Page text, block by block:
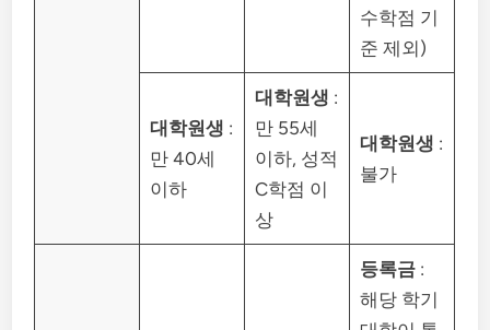
수학점 기
준 제외)
대학원생 :
만 40세
이하
대학원생 :
만 55세
이하, 성적
C학점 이
상
대학원생 :
불가
등록금:
해당 학기